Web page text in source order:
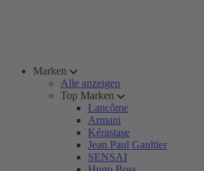
Marken
Alle anzeigen
Top Marken
Lancôme
Armani
Kérastase
Jean Paul Gaultier
SENSAI